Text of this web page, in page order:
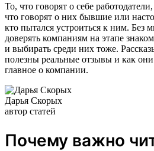
То, что говорят о себе
что говорят о них бывшие или
кто пытался устроиться к ним. Без
доверять компаниям на этапе
и выбирать среди них тоже.
полезны реальные отзывы и как
главное о компании.
Дарья Скорых
автор статей
Почему важно